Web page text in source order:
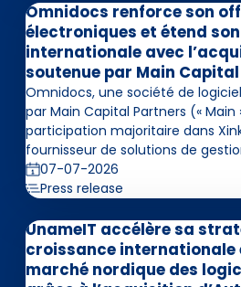
Omnidocs renforce son
électroniques et étend
internationale avec
soutenue par Main
Omnidocs, une société de
par Main Capital Partners («
participation majoritaire dans Xink
fournisseur de solutions de
07-07-2026
Press release
UnameIT accélère sa
croissance internationale
marché nordique des